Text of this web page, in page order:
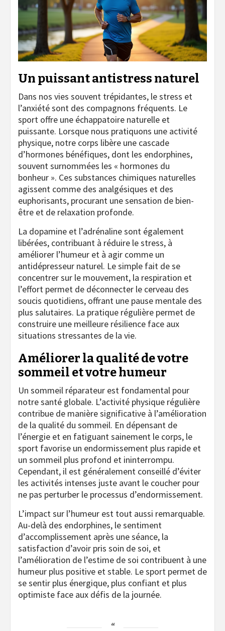
Un puissant antistress naturel
Dans nos vies souvent trépidantes, le stress et
l’anxiété sont des compagnons fréquents. Le
sport offre une échappatoire naturelle et
puissante. Lorsque nous pratiquons une activité
physique, notre corps libère une cascade
d’hormones bénéfiques, dont les endorphines,
souvent surnommées les « hormones du
bonheur ». Ces substances chimiques naturelles
agissent comme des analgésiques et des
euphorisants, procurant une sensation de bien-
être et de relaxation profonde.
La dopamine et l’adrénaline sont également
libérées, contribuant à réduire le stress, à
améliorer l’humeur et à agir comme un
antidépresseur naturel. Le simple fait de se
concentrer sur le mouvement, la respiration et
l’effort permet de déconnecter le cerveau des
soucis quotidiens, offrant une pause mentale des
plus salutaires. La pratique régulière permet de
construire une meilleure résilience face aux
situations stressantes de la vie.
Améliorer la qualité de votre
sommeil et votre humeur
Un sommeil réparateur est fondamental pour
notre santé globale. L’activité physique régulière
contribue de manière significative à l’amélioration
de la qualité du sommeil. En dépensant de
l’énergie et en fatiguant sainement le corps, le
sport favorise un endormissement plus rapide et
un sommeil plus profond et ininterrompu.
Cependant, il est généralement conseillé d’éviter
les activités intenses juste avant le coucher pour
ne pas perturber le processus d’endormissement.
L’impact sur l’humeur est tout aussi remarquable.
Au-delà des endorphines, le sentiment
d’accomplissement après une séance, la
satisfaction d’avoir pris soin de soi, et
l’amélioration de l’estime de soi contribuent à une
humeur plus positive et stable. Le sport permet de
se sentir plus énergique, plus confiant et plus
optimiste face aux défis de la journée.